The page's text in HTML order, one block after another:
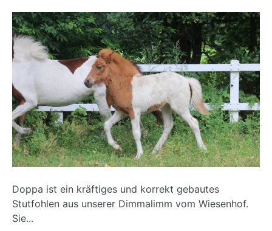
Doppa ist ein kräftiges und korrekt gebautes
Stutfohlen aus unserer Dimmalimm vom Wiesenhof.
Sie...